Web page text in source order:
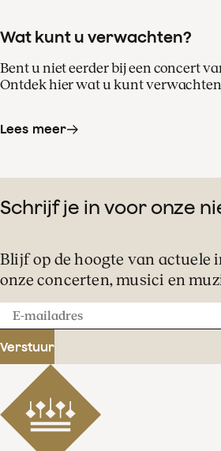
Wat kunt u verwachten?
Bent u niet eerder bij een concert
Ontdek hier wat u kunt
Lees meer
Schrijf je in voor onze
Blijf op de hoogte van actuele
onze concerten, musici en
E-
mailadres
Verstuur